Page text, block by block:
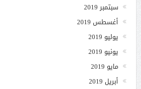
سبتمبر 2019
أغسطس 2019
يوليو 2019
يونيو 2019
مايو 2019
أبريل 2019